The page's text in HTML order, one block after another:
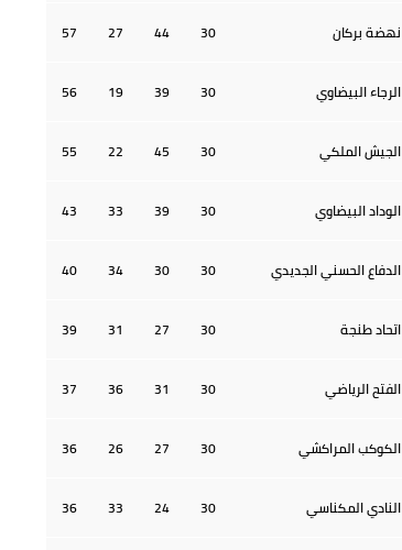
نهضة بركان 30
44
27
57
الرجاء البيضاوي 30
39
19
56
الجيش الملكي 30
45
22
55
الوداد البيضاوي 30
39
33
43
الدفاع الحسني الجديدي 30
30
34
40
اتحاد طنجة 30
27
31
39
الفتح الرياضي 30
31
36
37
الكوكب المراكشي 30
27
26
36
النادي المكناسي 30
24
33
36